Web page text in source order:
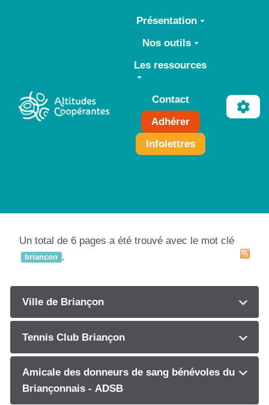
Aller au contenu principal
Présentation
Nos outils
Les ressources
Contact
Adhérer
Infolettres
Un total de 6 pages a été trouvé avec le mot clé
briancon .
Ville de Briançon
Tennis Club Briançon
Amicale des donneurs de sang bénévoles du
Briançonnais - ADSB